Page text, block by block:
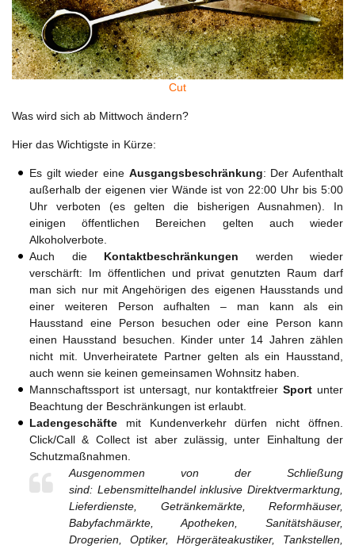
Cut
Was wird sich ab Mittwoch ändern?
Hier das Wichtigste in Kürze:
Es gilt wieder eine Ausgangsbeschränkung: Der Aufenthalt
außerhalb der eigenen vier Wände ist von 22:00 Uhr bis 5:00
Uhr verboten (es gelten die bisherigen Ausnahmen). In
einigen öffentlichen Bereichen gelten auch wieder
Alkoholverbote.
Auch die Kontaktbeschränkungen werden wieder
verschärft: Im öffentlichen und privat genutzten Raum darf
man sich nur mit Angehörigen des eigenen Hausstands und
einer weiteren Person aufhalten – man kann als ein
Hausstand eine Person besuchen oder eine Person kann
einen Hausstand besuchen. Kinder unter 14 Jahren zählen
nicht mit. Unverheiratete Partner gelten als ein Hausstand,
auch wenn sie keinen gemeinsamen Wohnsitz haben.
Mannschaftssport ist untersagt, nur kontaktfreierSport unter
Beachtung der Beschränkungen ist erlaubt.
Ladengeschäfte mit Kundenverkehr dürfen nicht öffnen.
Click/Call & Collect ist aber zulässig, unter Einhaltung der
Schutzmaßnahmen.
Ausgenommen von der Schließung
sind: Lebensmittelhandel inklusive Direktvermarktung,
Lieferdienste, Getränkemärkte, Reformhäuser,
Babyfachmärkte, Apotheken, Sanitätshäuser,
Drogerien, Optiker, Hörgeräteakustiker, Tankstellen,